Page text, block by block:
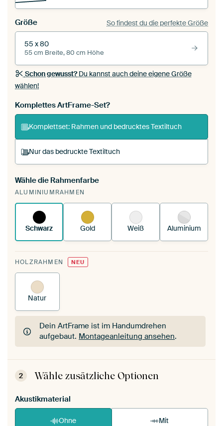
Größe So findest du die perfekte Größe
55 x 80
55 cm Breite, 80 cm Höhe
Schon gewusst?Du kannst auch deine eigene Größe
wählen!
Komplettes ArtFrame-Set?
Komplettset: Rahmen und bedrucktes Textiltuch
Nur das bedruckte Textiltuch
Du spannst einen wechselbaren Textiltuch in
deinen vorhandenen ArtFrame™.
funktioniert es.
Wähle die Rahmenfarbe
ALUMINIUMRAHMEN
Schwarz Gold Weiß Aluminium
HOLZRAHMEN NEU
Natur
Dein ArtFrame ist im Handumdrehen
aufgebaut. Montageanleitung ansehen.
Dein ArtFrame ist im Handumdrehen
aufgebaut.Montageanleitung ansehen
2 Wähle zusätzliche Optionen
Akustikmaterial
Ohne Mit